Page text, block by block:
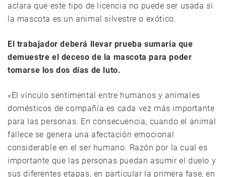
aclara que este tipo de licencia no puede ser usada si
la mascota es un animal silvestre o exótico.
El trabajador deberá llevar prueba sumaria que
demuestre el deceso de la mascota para poder
tomarse los dos días de luto.
«El vínculo sentimental entre humanos y animales
domésticos de compañía es cada vez más importante
para las personas. En consecuencia, cuando el animal
fallece se genera una afectación emocional
considerable en el ser humano. Razón por la cual es
importante que las personas puedan asumir el duelo y
sus diferentes etapas, en particular la primera fase, en